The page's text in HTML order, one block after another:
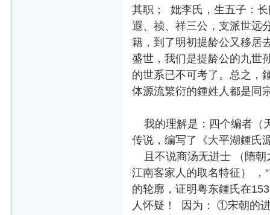
其职； 妣李氏，生五子：
遐、祯、祥三公，支派世远
籍，到了明初提龄公又移
盛世，我们是提龄公的九世
的世系已不可考了。总之，
体源流繁衍的鍾姓人都是同
我的理解是：四个编者（
传说，编写了《大平湖鍾氏
且不说商汤无进士 （隋朝
江南客家人的取名特征） ，
的轮廓，证明粤东鍾氏在
人怀疑！ 因为： ①宋朝的